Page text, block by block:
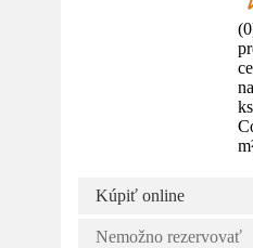
(0
ks
Kúpiť online
Nemožno rezervovať